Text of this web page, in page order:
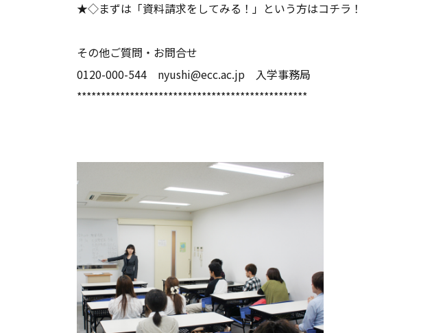
★◇まずは 「資料請求をしてみる！」 という方はコチラ！
その他ご質問・お問合せ
0120-000-544 nyushi@ecc.ac.jp 入学事務局
************************************************